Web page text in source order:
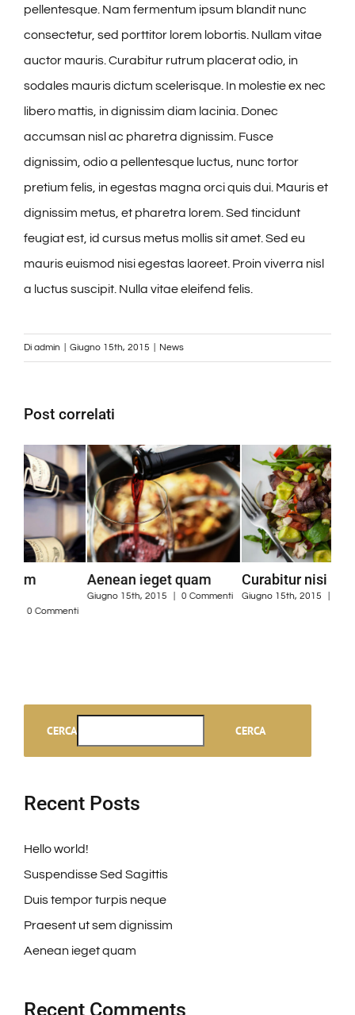
pellentesque. Nam fermentum ipsum blandit nunc
consectetur, sed porttitor lorem lobortis. Nullam vitae
auctor mauris. Curabitur rutrum placerat odio, in
sodales mauris dictum scelerisque. In molestie ex nec
libero mattis, in dignissim diam lacinia. Donec
accumsan nisl ac pharetra dignissim. Fusce
dignissim, odio a pellentesque luctus, nunc tortor
pretium felis, in egestas magna orci quis dui. Mauris et
dignissim metus, et pharetra lorem. Sed tincidunt
feugiat est, id cursus metus mollis sit amet. Sed eu
mauris euismod nisi egestas laoreet. Proin viverra nisl
a luctus suscipit. Nulla vitae eleifend felis.
Di admin Giugno 15th, 2015 News
Post correlati
Curabitur nisi ultricies
Giugno 15th, 2015 | 0 Commenti
Suspendisse Sed
Sagittis
CERCA CERCA
Recent Posts
Hello world!
Suspendisse Sed Sagittis
Duis tempor turpis neque
Praesent ut sem dignissim
Aenean ieget quam
Recent Comments